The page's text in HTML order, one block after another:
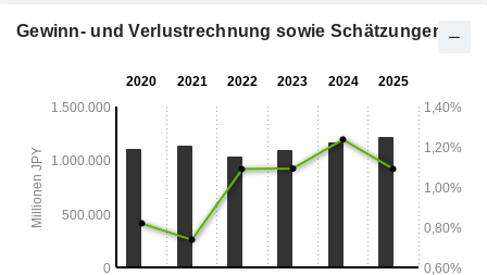
Gewinn- und Verlustrechnung sowie Schätzungen